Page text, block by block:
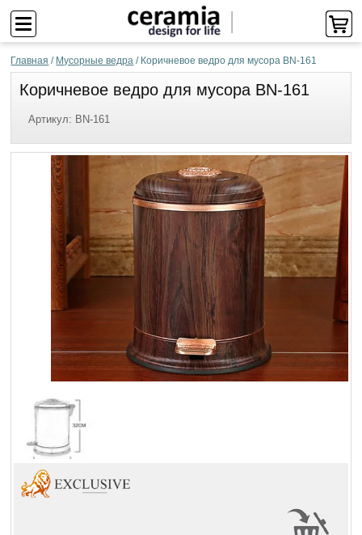
Главная / Мусорные ведра / Коричневое ведро для мусора BN-161
Коричневое ведро для мусора BN-161
Артикул: BN-161